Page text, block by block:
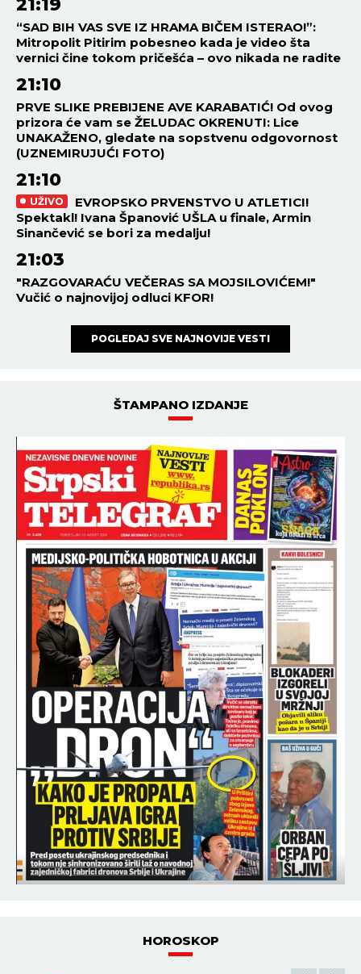
21:19
“SAD BIH VAS SVE IZ HRAMA BIČEM ISTERAO!”:
Mitropolit Pitirim pobesneo kada je video šta
vernici čine tokom pričešća – ovo nikada ne radite
21:10
PRVE SLIKE PREBIJENE AVE KARABATIĆ! Od ovog
prizora će vam se ŽELUDAC OKRENUTI: Lice
UNAKAŽENO, gledate na sopstvenu odgovornost
(UZNEMIRUJUĆI FOTO)
21:10
UŽIVO
EVROPSKO PRVENSTVO U ATLETICI!
Spektakl! Ivana Španović UŠLA u finale, Armin
Sinančević se bori za medalju!
21:03
"RAZGOVARAĆU VEČERAS SA MOJSILOVIĆEM!"
Vučić o najnovijoj odluci KFOR!
POGLEDAJ SVE NAJNOVIJE VESTI
ŠTAMPANO IZDANJE
HOROSKOP